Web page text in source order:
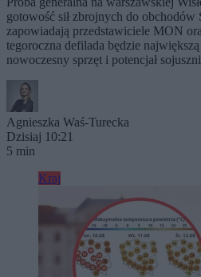
gotowość sił zbrojnych do obchodów
zapowiadają przedstawiciele MON
tegoroczna defilada będzie
nowoczesny sprzęt i potencjał
Agnieszka Waś-Turecka
Dzisiaj 10:21
5 min
Kraj